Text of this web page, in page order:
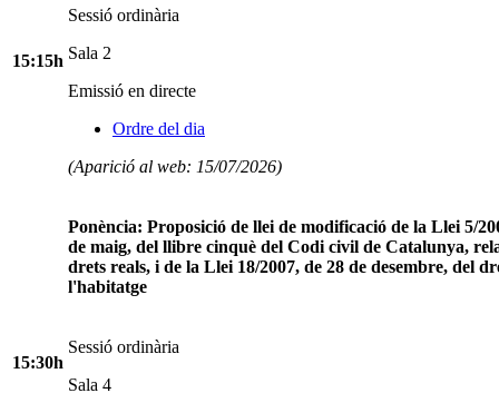
15:15h
Sessió ordinària
Sala 2
Emissió en directe
Ordre del dia
(Aparició al web: 15/07/2026)
15:30h
Ponència: Proposició de llei de modificació de la Llei 5/
de maig, del llibre cinquè del Codi civil de Catalunya,
drets reals, i de la Llei 18/2007, de 28 de desembre, del
l'habitatge
Sessió ordinària
Sala 4